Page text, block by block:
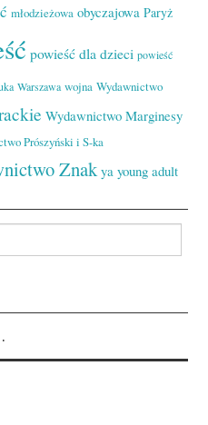
młodzieżowa obyczajowa Paryż
powieść dla dzieci powieść
Warszawa wojna Wydawnictwo
Wydawnictwo Marginesy
Prószyński i S-ka
Znak ya young adult
.